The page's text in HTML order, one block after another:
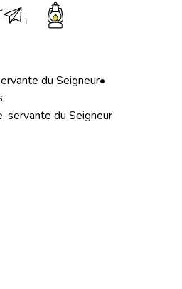
du Seigneur•
servante du Seigneur